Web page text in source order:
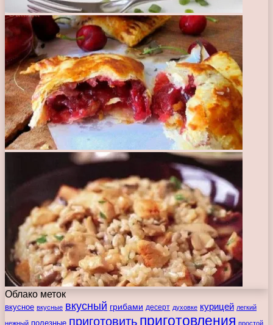
Облако меток
вкусное вкусные вкусный грибами десерт духовке курицей легкий
нежный полезные приготовить приготовления простой